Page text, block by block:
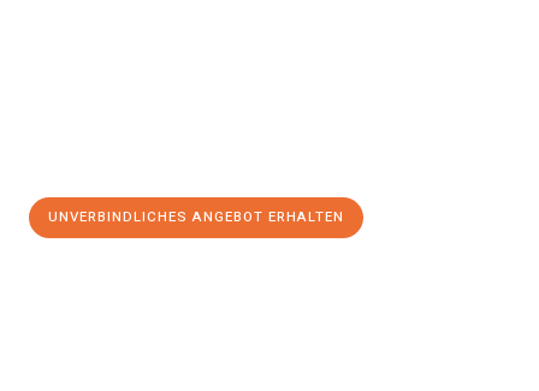
UNVERBINDLICHES ANGEBOT ERHALTEN